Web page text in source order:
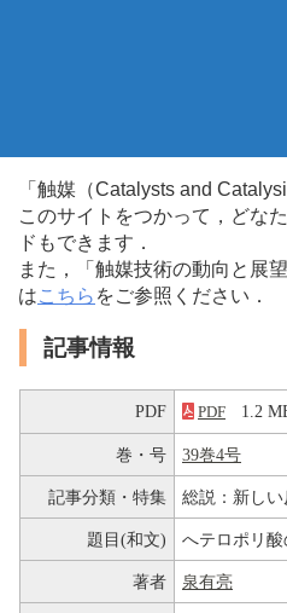
「触媒（Catalysts and
このサイトをつかって，どな
ドもできます．
また，「触媒技術の動向と展
はこちら をご参照ください．
記事情報
PDF PDF 1.2
巻・号 39巻4号
記事分類・特集 総説：新し
題目(和文) へテロポリ
著者 泉有亮